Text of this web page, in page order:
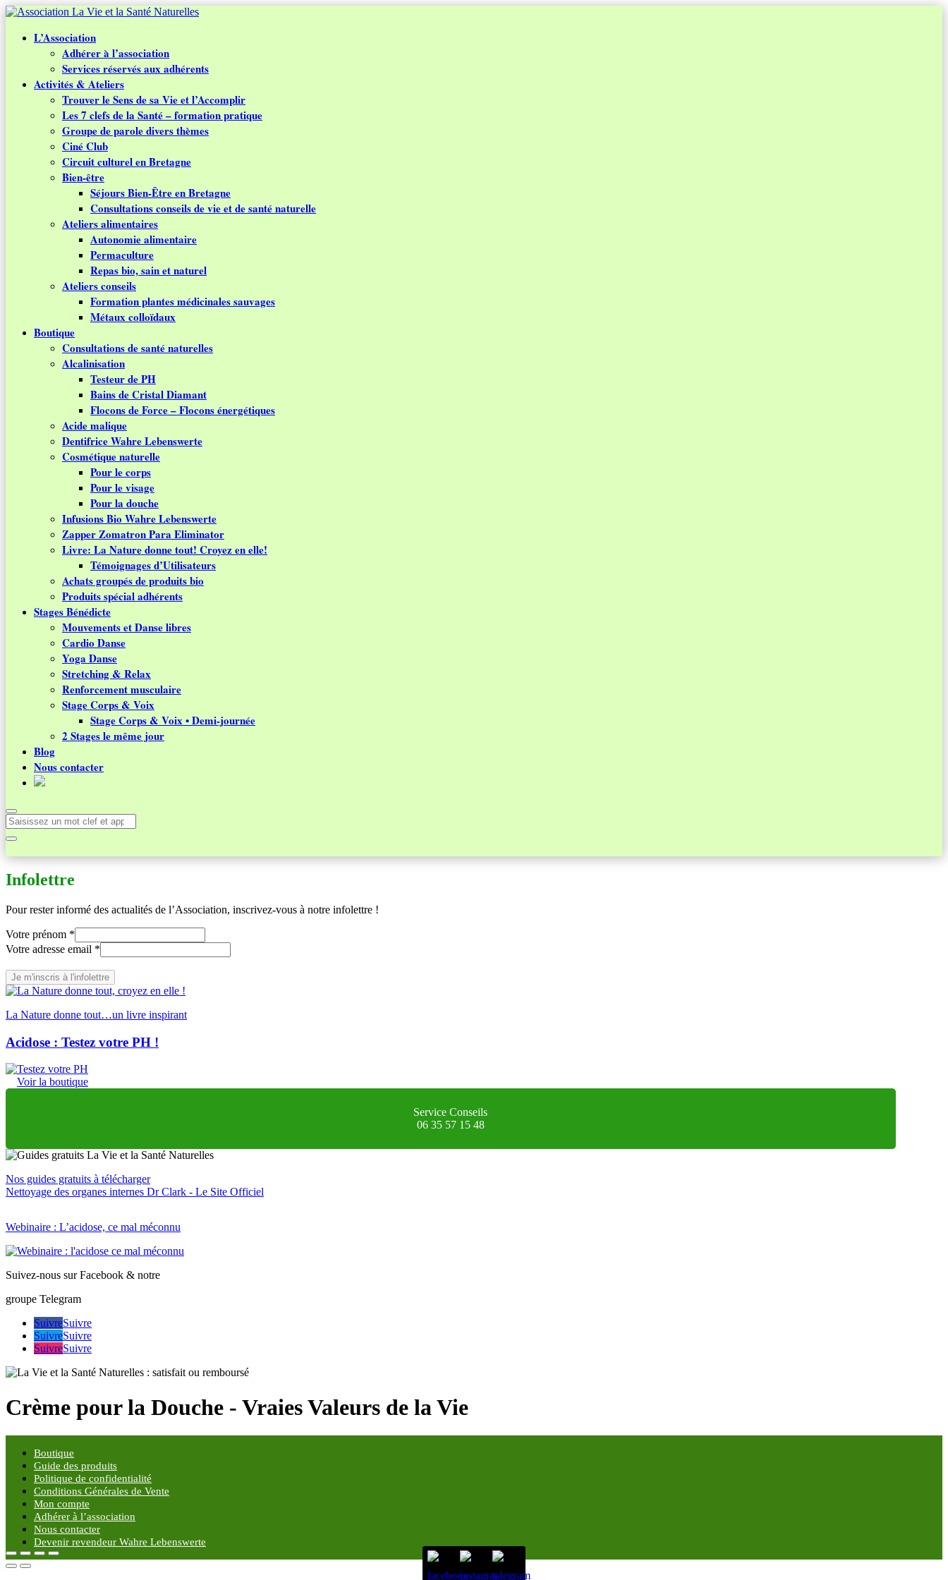
L’Association
Adhérer à l’association
Services réservés aux adhérents
Activités & Ateliers
Trouver le Sens de sa Vie et l’Accomplir
Les 7 clefs de la Santé – formation pratique
Groupe de parole divers thèmes
Ciné Club
Circuit culturel en Bretagne
Bien-être
Séjours Bien-Être en Bretagne
Consultations conseils de vie et de santé naturelle
Ateliers alimentaires
Autonomie alimentaire
Permaculture
Repas bio, sain et naturel
Ateliers conseils
Formation plantes médicinales sauvages
Métaux colloïdaux
Boutique
Consultations de santé naturelles
Alcalinisation
Testeur de PH
Bains de Cristal Diamant
Flocons de Force – Flocons énergétiques
Acide malique
Dentifrice Wahre Lebenswerte
Cosmétique naturelle
Pour le corps
Pour le visage
Pour la douche
Infusions Bio Wahre Lebenswerte
Zapper Zomatron Para Eliminator
Livre: La Nature donne tout! Croyez en elle!
Témoignages d’Utilisateurs
Achats groupés de produits bio
Produits spécial adhérents
Stages Bénédicte
Mouvements et Danse libres
Cardio Danse
Yoga Danse
Stretching & Relax
Renforcement musculaire
Stage Corps & Voix
Stage Corps & Voix • Demi-journée
2 Stages le même jour
Blog
Nous contacter
Infolettre
Pour rester informé des actualités de l’Association, inscrivez-vous à notre infolettre !
Votre prénom *
adresse
prénom
Votre adresse email *
Je m'inscris à l'infolettre
La Nature donne tout…un livre inspirant
Acidose : Testez votre PH !
Voir la boutique
Service Conseils
06 35 57 15 48
Nos guides gratuits à télécharger
Nettoyage des organes internes Dr Clark - Le Site Officiel
Webinaire : L’acidose, ce mal méconnu
Suivez-nous sur Facebook & notre
groupe Telegram
SuivreSuivre
SuivreSuivre
SuivreSuivre
Crème pour la Douche - Vraies Valeurs de la Vie
Boutique
Guide des produits
Politique de confidentialité
Conditions Générales de Vente
Mon compte
Adhérer à l’association
Nous contacter
Devenir revendeur Wahre Lebenswerte
© Association La Vie et la Santé Naturelles 2026